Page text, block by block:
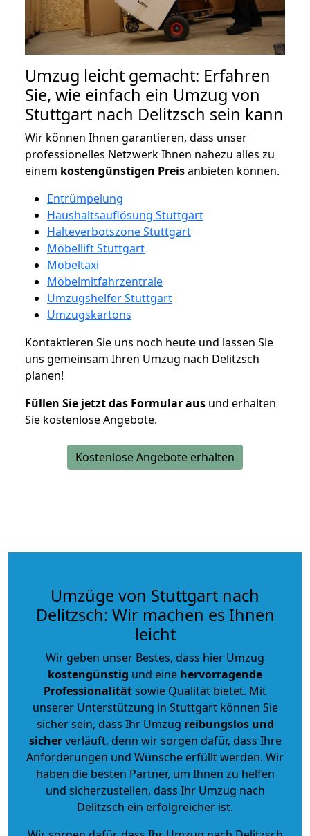
Umzug leicht gemacht: Erfahren
Sie, wie einfach ein Umzug von
Stuttgart nach Delitzsch sein kann
Wir können Ihnen garantieren, dass unser
professionelles Netzwerk Ihnen nahezu alles zu
einem kostengünstigen Preisanbieten können.
Entrümpelung
Haushaltsauflösung Stuttgart
Halteverbotszone Stuttgart
Möbellift Stuttgart
Möbeltaxi
Möbelmitfahrzentrale
Umzugshelfer Stuttgart
Umzugskartons
Kontaktieren Sie uns noch heute und lassen Sie
uns gemeinsam Ihren Umzug nach Delitzsch
planen!
Füllen Sie jetzt das Formular aus und erhalten
Sie kostenlose Angebote.
Kostenlose Angebote erhalten
Umzüge von Stuttgart nach
Delitzsch: Wir machen es Ihnen
leicht
Wir geben unser Bestes, dass hier Umzug
kostengünstig und eine hervorragende
Professionalitätsowie Qualität bietet. Mit
unserer Unterstützung in Stuttgart können Sie
sicher sein, dass Ihr Umzug reibungslos und
sicherverläuft, denn wir sorgen dafür, dass Ihre
Anforderungen und Wünsche erfüllt werden. Wir
haben die besten Partner, um Ihnen zu helfen
und sicherzustellen, dass Ihr Umzug nach
Delitzsch ein erfolgreicher ist.